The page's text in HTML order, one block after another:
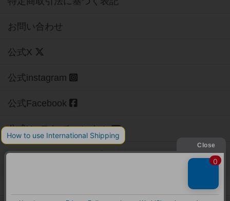
お問い合わせ
公式X
公式instagram
公式Facebook
公式YouTubeチャンネル
Copyright (c)